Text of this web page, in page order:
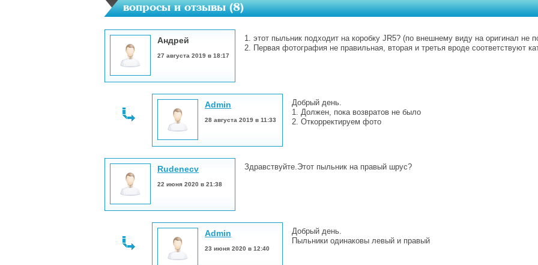
вопросы и отзывы (8)
Андрей
27 августа 2019 в 18:17
1. этот пыльник подходит на коробку JR5? (по внешнему виду на оригинал не
2. Первая фотография не правильная, вторая и третья вроде соответствуют
Admin
28 августа 2019 в 11:33
Добрый день.
1. Должен, пока возвратов не было
2. Откорректируем фото
Rudenecv
22 июня 2020 в 21:38
Здравствуйте.Этот пыльник на правый шрус?
Admin
23 июня 2020 в 12:40
Добрый день.
Пыльники одинаковы левый и правый